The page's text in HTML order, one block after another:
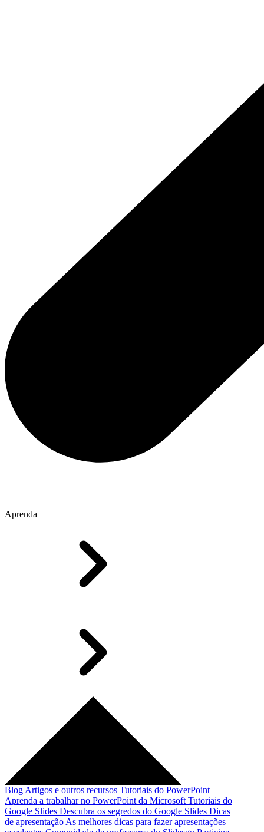
Aprenda
Blog Artigos e outros recursos Tutoriais do PowerPoint
Aprenda a trabalhar no PowerPoint da Microsoft Tutoriais do
Google Slides Descubra os segredos do Google Slides Dicas
de apresentação As melhores dicas para fazer apresentações